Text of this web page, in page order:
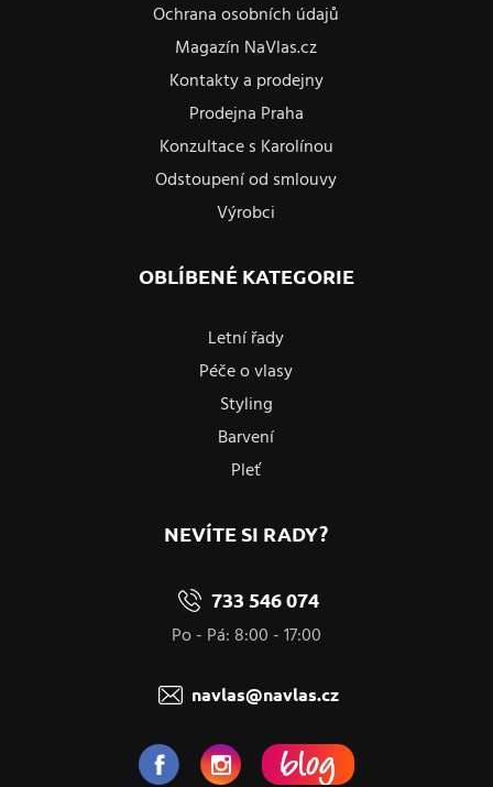
Ochrana osobních údajů
Magazín NaVlas.cz
Kontakty a prodejny
Prodejna Praha
Konzultace s Karolínou
Odstoupení od smlouvy
Výrobci
OBLÍBENÉ KATEGORIE
Letní řady
Péče o vlasy
Styling
Barvení
Pleť
NEVÍTE SI RADY?
733 546 074
Po - Pá: 8:00 - 17:00
navlas@navlas.cz